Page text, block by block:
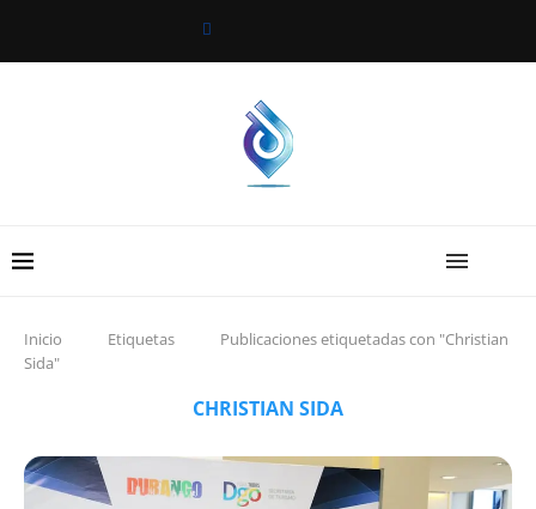
Inicio Etiquetas
Publicaciones etiquetadas con "Christian
Sida"
CHRISTIAN SIDA